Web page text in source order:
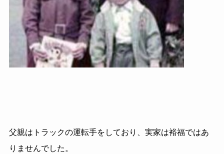
父親はトラックの運転手をしており、実家は裕福ではあ
りませんでした。